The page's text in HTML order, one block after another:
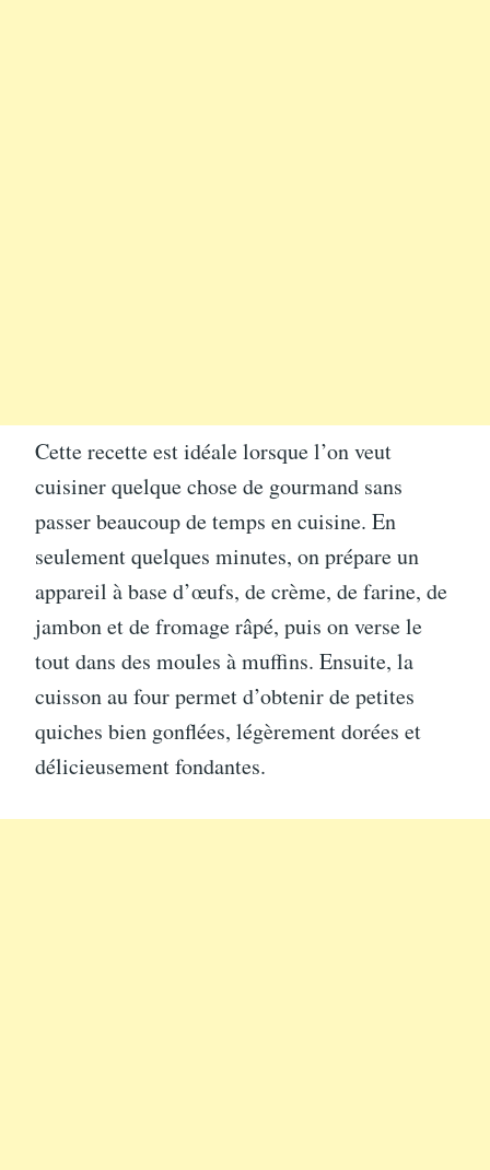
Cette recette est idéale lorsque l’on veut
cuisiner quelque chose de gourmand sans
passer beaucoup de temps en cuisine. En
seulement quelques minutes, on prépare un
appareil à base d’œufs, de crème, de farine, de
jambon et de fromage râpé, puis on verse le
tout dans des moules à muffins. Ensuite, la
cuisson au four permet d’obtenir de petites
quiches bien gonflées, légèrement dorées et
délicieusement fondantes.